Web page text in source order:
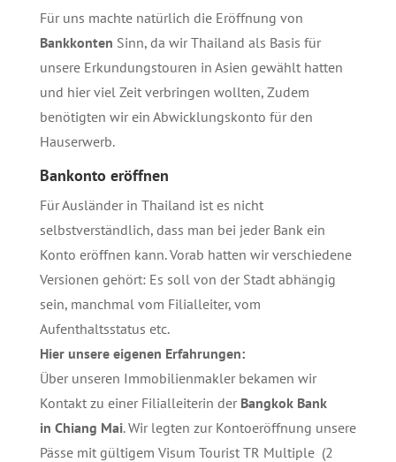
Für uns machte natürlich die Eröffnung von
Bankkonten Sinn, da wir Thailand als Basis für
unsere Erkundungstouren in Asien gewählt hatten
und hier viel Zeit verbringen wollten, Zudem
benötigten wir ein Abwicklungskonto für den
Hauserwerb.
Bankonto eröffnen
Für Ausländer in Thailand ist es nicht
selbstverständlich, dass man bei jeder Bank ein
Konto eröffnen kann. Vorab hatten wir verschiedene
Versionen gehört: Es soll von der Stadt abhängig
sein, manchmal vom Filialleiter, vom
Aufenthaltsstatus etc.
Hier unsere eigenen Erfahrungen:
Über unseren Immobilienmakler bekamen wir
Kontakt zu einer Filialleiterin der Bangkok Bank
in Chiang Mai. Wir legten zur Kontoeröffnung unsere
Pässe mit gültigem Visum Tourist TR Multiple (2